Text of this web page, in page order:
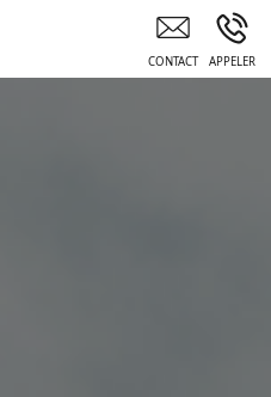
Couvreur Professionnel Agde